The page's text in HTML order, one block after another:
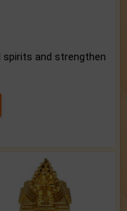
and strengthen